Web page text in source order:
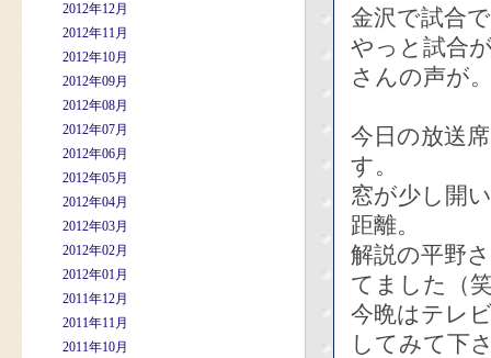
2012年12月
2012年11月
2012年10月
2012年09月
2012年08月
2012年07月
2012年06月
2012年05月
2012年04月
2012年03月
2012年02月
2012年01月
2011年12月
2011年11月
2011年10月
金沢で試合
やっと試合
さんの声が
今日の放送
す。
窓が少し開
距離。
解説の平野
てました（
今晩はテレ
してみて下